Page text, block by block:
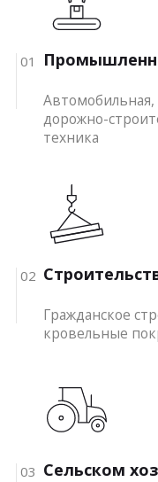
01
Автомобильная,
дорожно-
техника
02
Гражданское
кровельные
03 Сельском